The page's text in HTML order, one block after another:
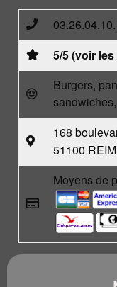
5/5 (voir
Burgers,
168
51100
Moyens de